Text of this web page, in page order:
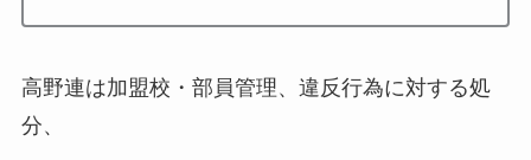
高野連は加盟校・部員管理、違反行為に対する処
分、